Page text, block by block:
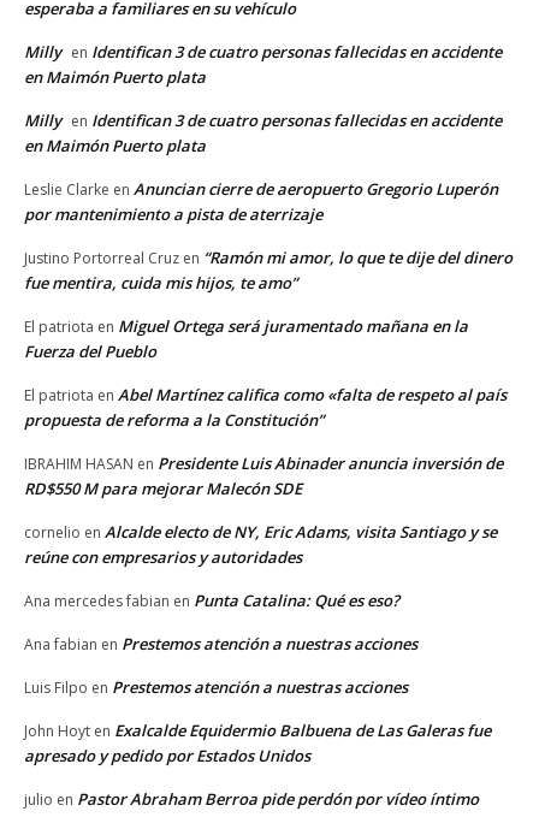
esperaba a familiares en su vehículo
Milly en Identifican 3 de cuatro personas fallecidas en accidente
en Maimón Puerto plata
Milly en Identifican 3 de cuatro personas fallecidas en accidente
en Maimón Puerto plata
Leslie Clarke en Anuncian cierre de aeropuerto Gregorio Luperón
por mantenimiento a pista de aterrizaje
Justino Portorreal Cruz en “Ramón mi amor, lo que te dije del dinero
fue mentira, cuida mis hijos, te amo”
El patriota en Miguel Ortega será juramentado mañana en la
Fuerza del Pueblo
El patriota en Abel Martínez califica como «falta de respeto al país
propuesta de reforma a la Constitución”
IBRAHIM HASAN en Presidente Luis Abinader anuncia inversión de
RD$550 M para mejorar Malecón SDE
cornelio en Alcalde electo de NY, Eric Adams, visita Santiago y se
reúne con empresarios y autoridades
Ana mercedes fabian en Punta Catalina: Qué es eso?
Ana fabian en Prestemos atención a nuestras acciones
Luis Filpo en Prestemos atención a nuestras acciones
John Hoyt en Exalcalde Equidermio Balbuena de Las Galeras fue
apresado y pedido por Estados Unidos
julio en Pastor Abraham Berroa pide perdón por vídeo íntimo